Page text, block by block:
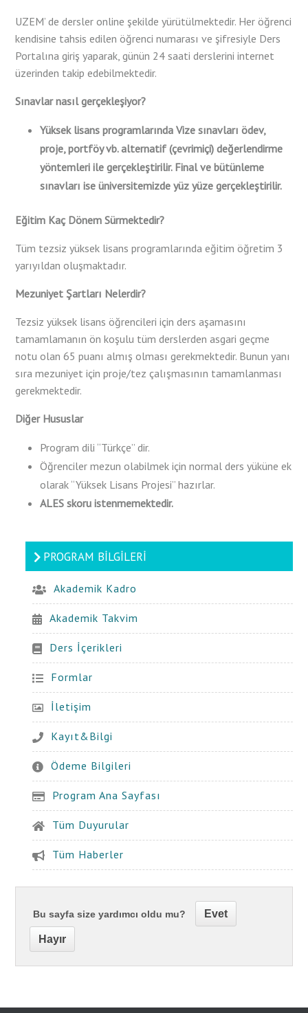
UZEM’ de dersler online şekilde yürütülmektedir. Her öğrenci
kendisine tahsis edilen öğrenci numarası ve şifresiyle Ders
Portalına giriş yaparak, günün 24 saati derslerini internet
üzerinden takip edebilmektedir.
Sınavlar nasıl gerçekleşiyor?
Yüksek lisans programlarında Vize sınavları ödev,
proje, portföy vb. alternatif (çevrimiçi) değerlendirme
yöntemleri ile gerçekleştirilir. Final ve bütünleme
sınavları ise üniversitemizde yüz yüze gerçekleştirilir.
Eğitim Kaç Dönem Sürmektedir?
Tüm tezsiz yüksek lisans programlarında eğitim öğretim 3
yarıyıldan oluşmaktadır.
Mezuniyet Şartları Nelerdir?
Tezsiz yüksek lisans öğrencileri için ders aşamasını
tamamlamanın ön koşulu tüm derslerden asgari geçme
notu olan 65 puanı almış olması gerekmektedir. Bunun yanı
sıra mezuniyet için proje/tez çalışmasının tamamlanması
gerekmektedir.
Diğer Hususlar
Program dili “Türkçe” dir.
Öğrenciler mezun olabilmek için normal ders yüküne ek
olarak “Yüksek Lisans Projesi” hazırlar.
ALES skoru istenmemektedir.
PROGRAM BILGILERI
Akademik Kadro
Akademik Takvim
Ders İçerikleri
Formlar
İletişim
Kayıt&Bilgi
Ödeme Bilgileri
Program Ana Sayfası
Tüm Duyurular
Tüm Haberler
Bu sayfa size yardımcı oldu mu? Evet
Hayır